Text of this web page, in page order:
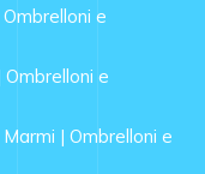
e
e
| Ombrelloni e